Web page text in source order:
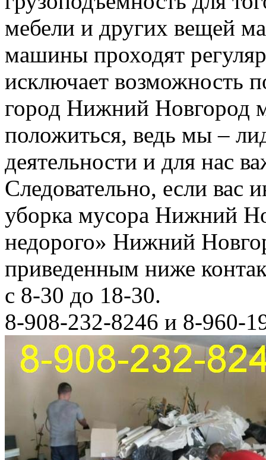
мебели и других вещей
машины проходят
исключает возможность
город Нижний Новгород
положиться, ведь мы –
деятельности и для нас
Следовательно, если вас
уборка мусора Нижний
недорого» Нижний
приведенным ниже
с 8-30 до 18-30.
8-908-232-8246 и 8-960-